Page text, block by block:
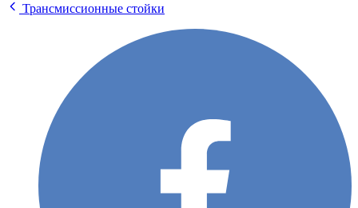
Трансмиссионные стойки